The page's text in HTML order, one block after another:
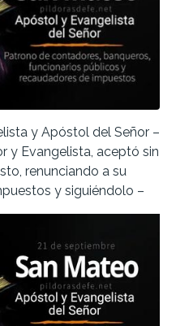
y Apóstol del Señor –
y Evangelista, aceptó sin
renunciando a su
y siguiéndolo –